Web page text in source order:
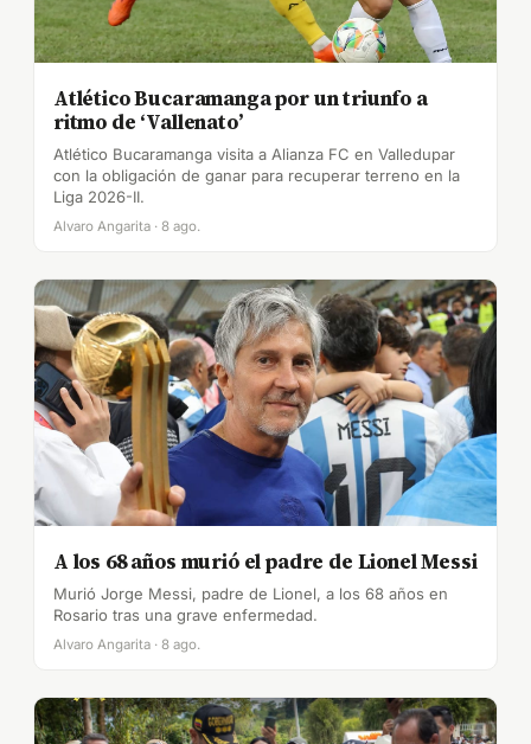
Atlético Bucaramanga por un triunfo a
ritmo de ‘Vallenato’
Atlético Bucaramanga visita a Alianza FC en Valledupar
con la obligación de ganar para recuperar terreno en la
Liga 2026-II.
Alvaro Angarita · 8 ago.
A los 68 años murió el padre de Lionel Messi
Murió Jorge Messi, padre de Lionel, a los 68 años en
Rosario tras una grave enfermedad.
Alvaro Angarita · 8 ago.